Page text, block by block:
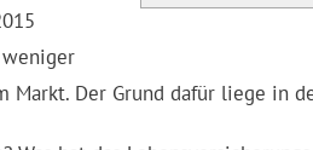
Der Grund dafür liege in